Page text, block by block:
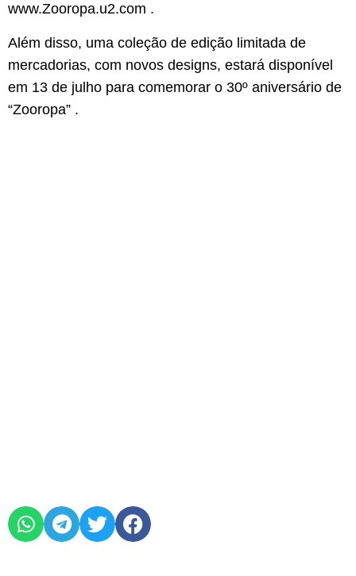
www.Zooropa.u2.com .
Além disso, uma coleção de edição limitada de
mercadorias, com novos designs, estará disponível
em 13 de julho para comemorar o 30º aniversário de
“Zooropa” .